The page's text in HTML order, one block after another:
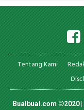
Tentang Kami
Bualbual.com ©2020